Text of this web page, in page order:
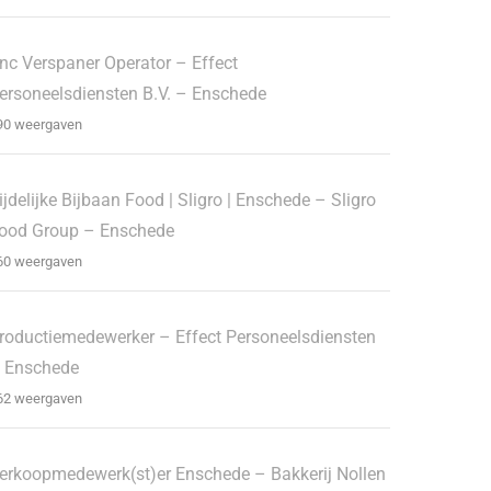
Verspaner Operator – Effect
B.V. – Enschede
weergaven
Bijbaan Food | Sligro | Enschede – Sligro
Group – Enschede
weergaven
– Effect Personeelsdiensten
weergaven
Enschede – Bakkerij Nollen